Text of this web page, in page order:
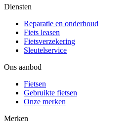
Diensten
Reparatie en onderhoud
Fiets leasen
Fietsverzekering
Sleutelservice
Ons aanbod
Fietsen
Gebruikte fietsen
Onze merken
Merken